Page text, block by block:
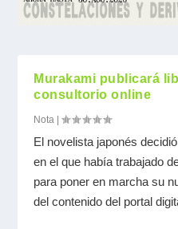
Murakami publicará
consultorio online
Nota |
El novelista japonés
en el que había trabajado
para poner en marcha su
del contenido del portal